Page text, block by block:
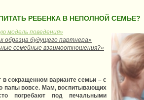
РЕБЕНКА В НЕПОЛНОЙ СЕМЬЕ?
модель поведения»
образца будущего партнера»
семейные взаимоотношения?»
в сокращенном варианте семьи – с
папы вовсе. Мам, воспитывающих
погребают под печальными